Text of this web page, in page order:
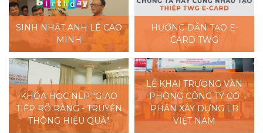
SINH NHẬT ANH LÊ CAO
MINH
HƯỚNG DẪN TẠO E-
CARD TWG
KHÓA HỌC NLP "GIAO
TIẾP RÕ RÀNG - TRUYỀN
THÔNG HIỆU QUẢ"
LỄ KHAI TRƯƠNG VĂN
PHÒNG CÔNG TY CỔ
PHẦN XÂY DỰNG LB
VIỆT NAM